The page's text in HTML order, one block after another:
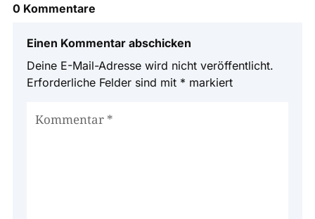
0 Kommentare
Einen Kommentar abschicken
Deine E-Mail-Adresse wird nicht veröffentlicht.
Erforderliche Felder sind mit * markiert